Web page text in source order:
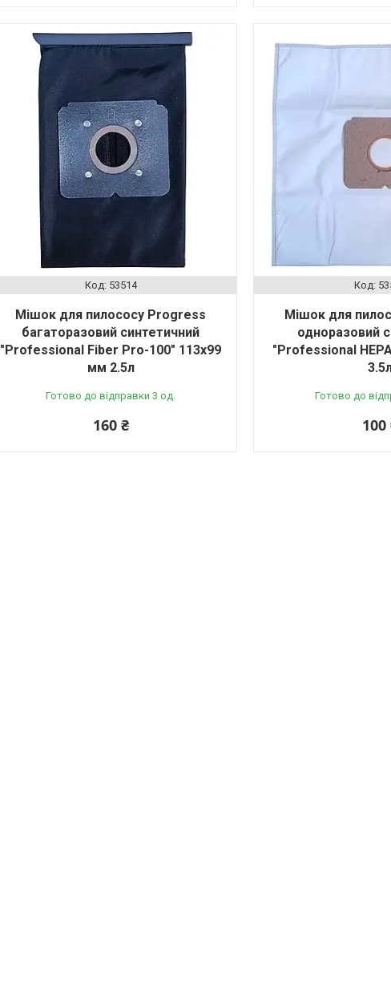
53514
Мішок для пилососу Progress
багаторазовий синтетичний
"Professional Fiber Pro-100" 113х99
мм 2.5л
Готово до відправки 3 од.
160 ₴
Мішок для
одноразовий
"Professional
Готово до
100